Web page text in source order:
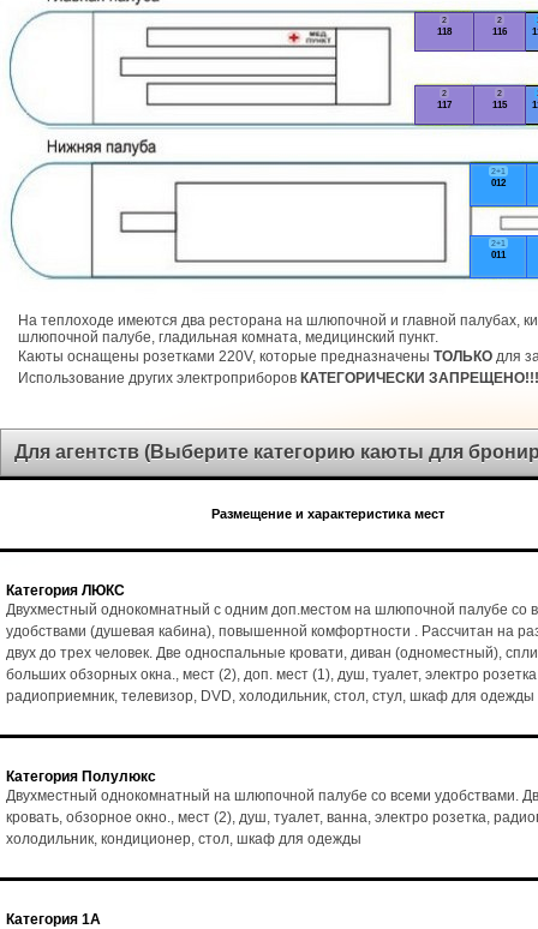
2+1
011
2+1
012
2
115
2
116
2
117
2
118
На теплоходе имеются два ресторана на шлюпочной и главной палубах,
шлюпочной палубе, гладильная комната, медицинский пункт.
Каюты оснащены розетками 220V, которые предназначены ТОЛЬКО для
Использование других электроприборов КАТЕГОРИЧЕСКИ ЗАПРЕЩЕНО!!!
Для агентств (Выберите категорию каюты для
Размещение и характеристика мест
Категория ЛЮКС
Двухместный однокомнатный с одним доп.местом на шлюпочной палубе со
удобствами (душевая кабина), повышенной комфортности . Рассчитан на
двух до трех человек. Две односпальные кровати, диван (одноместный),
больших обзорных окна., мест (2), доп. мест (1), душ, туалет, электро
радиоприемник, телевизор, DVD, холодильник, стол, стул, шкаф для одежды
Категория Полулюкс
Двухместный однокомнатный на шлюпочной палубе со всеми удобствами.
кровать, обзорное окно., мест (2), душ, туалет, ванна, электро розетка,
холодильник, кондиционер, стол, шкаф для одежды
Категория 1А